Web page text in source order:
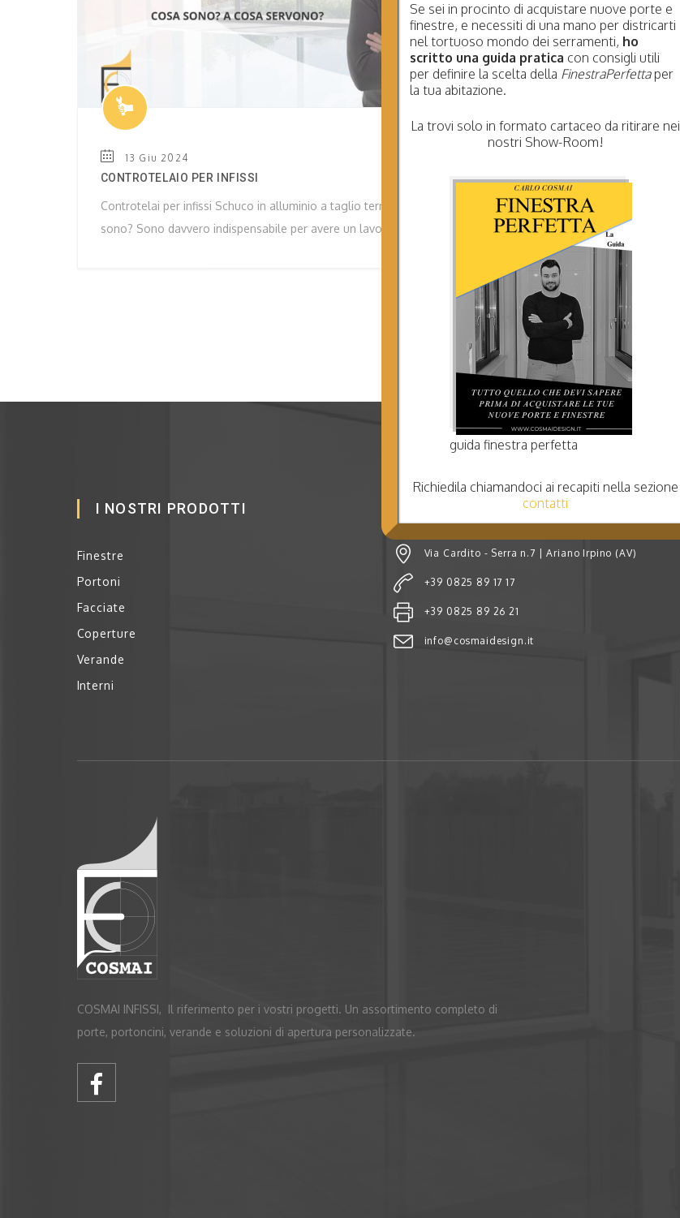
13 Giu 2024
CONTROTELAIO PER INFISSI
Controtelai per infissi Schuco in alluminio a taglio termico o pvc. Cosa
sono? Sono davvero indispensabile per avere un lavoro soddisfacente?
I NOSTRI PRODOTTI
Finestre
Portoni
Facciate
Coperture
Verande
Interni
SEDE AMMINISTRATIVA
Via Cardito - Serra n.7 | Ariano Irpino (AV)
+39 0825 89 17 17
+39 0825 89 26 21
info@cosmaidesign.it
COSMAI INFISSI, Il riferimento per i vostri progetti. Un assortimento completo di
porte, portoncini, verande e soluzioni di apertura personalizzate.
Se sei in procinto di acquistare nuove porte e
finestre, e necessiti di una mano per districarti
nel tortuoso mondo dei serramenti, ho
scritto una guida pratica con consigli utili
per definire la scelta della FinestraPerfettaper
la tua abitazione.
La trovi solo in formato cartaceo da ritirare nei
nostri Show-Room!
guida finestra perfetta
Richiedila chiamandoci ai recapiti nella sezione
contatti